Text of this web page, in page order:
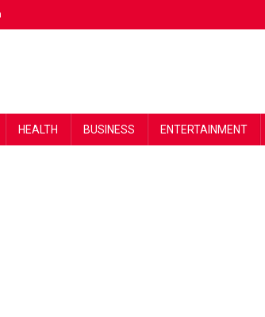
HEALTH BUSINESS ENTERTAINMENT